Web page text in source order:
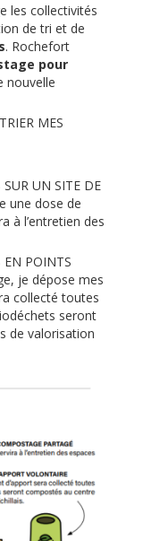
les collectivités
de tri et de
. Rochefort
pour
nouvelle
MES
SUR UN SITE DE
une dose de
à l’entretien des
EN POINTS
je dépose mes
collecté toutes
seront
de valorisation